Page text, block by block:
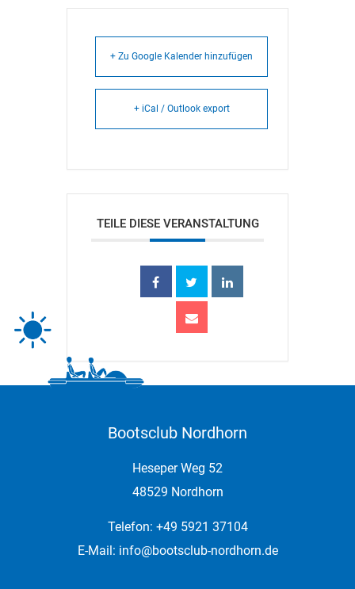
+ Zu Google Kalender hinzufügen
+ iCal / Outlook export
TEILE DIESE VERANSTALTUNG
Bootsclub Nordhorn
Heseper Weg 52
48529 Nordhorn
Telefon: +49 5921 37104
E-Mail: info@bootsclub-nordhorn.de